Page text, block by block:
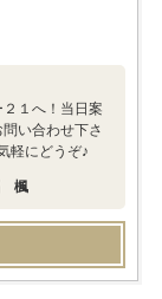
１へ！当日案
い合わせ下さ
軽にどうぞ♪
楓